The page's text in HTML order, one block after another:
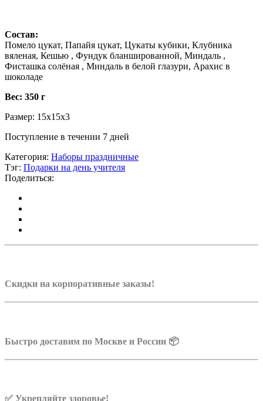
Состав:
Помело цукат, Папайя цукат, Цукаты кубики, Клубника
вяленая, Кешью , Фундук бланшированной, Миндаль ,
Фисташка солёная , Миндаль в белой глазури, Арахис в
шоколаде
Вес: 350 г
Размер: 15х15х3
Поступление в течении 7 дней
Категория: Наборы праздничные
Тэг: Подарки на день учителя
Поделиться:
Скидки на корпоративные заказы!
Быстро доставим по Москве и России 📦
✅ Укрепляйте здоровье!